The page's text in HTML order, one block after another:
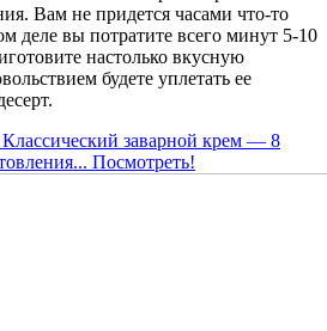
Вам не придется часами что-то
деле вы потратите всего минут 5-10
настолько вкусную
будете уплетать ее
Классический заварной крем — 8
Посмотреть!